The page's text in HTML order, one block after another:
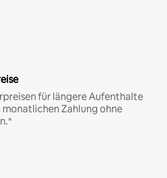
für längere Aufenthalte
Zahlung ohne